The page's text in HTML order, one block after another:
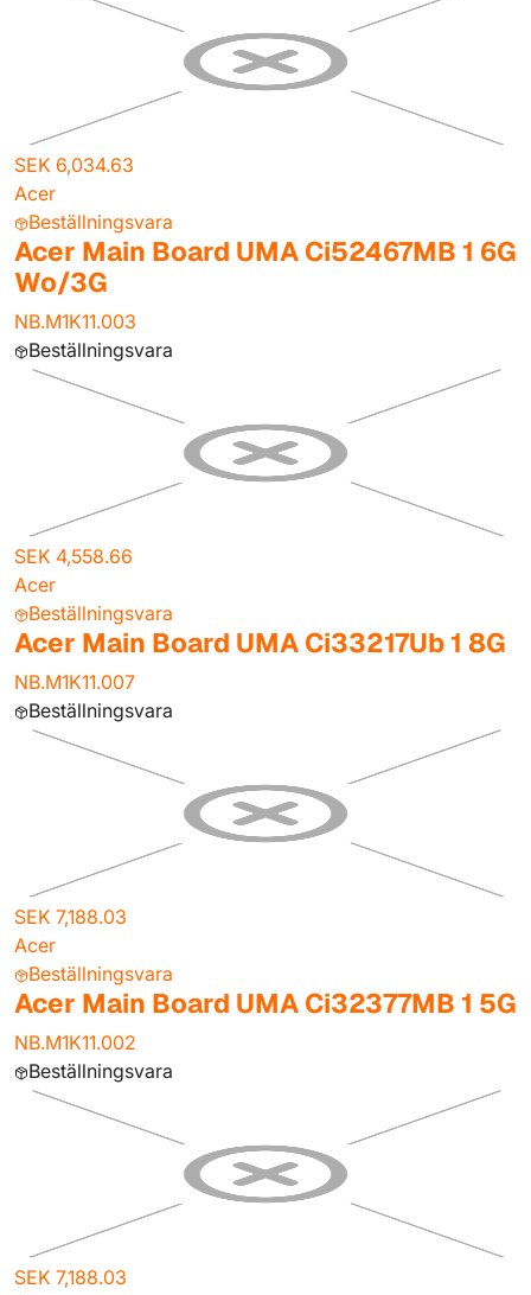
SEK 6,034.63
Acer
Beställningsvara
Acer Main Board UMA Ci52467MB 1 6G
Wo/3G
NB.M1K11.003
Beställningsvara
SEK 4,558.66
Acer
Beställningsvara
Acer Main Board UMA Ci33217Ub 1 8G
NB.M1K11.007
Beställningsvara
SEK 7,188.03
Acer
Beställningsvara
Acer Main Board UMA Ci32377MB 1 5G
NB.M1K11.002
Beställningsvara
SEK 7,188.03